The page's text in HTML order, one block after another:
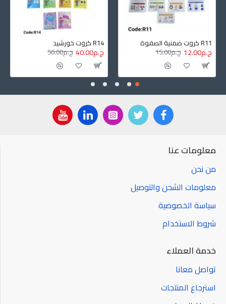
R11 كروت ضمنية الصفوة
ج.م12.00 ج.م15.00
R14 كروت خورشيد
ج.م40.00 ج.م50.00
معلومات عنا
من نحن
معلومات الشحن والتوصيل
سياسة الخصوصية
شروط الاستخدام
خدمة العملاء
تواصل معانا
استرجاع المنتجات